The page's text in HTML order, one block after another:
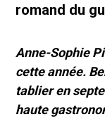
romand du
Anne-Sophie
cette année.
tablier en
haute